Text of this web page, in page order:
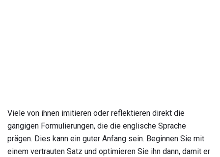
Viele von ihnen imitieren oder reflektieren direkt die
gängigen Formulierungen, die die englische Sprache
prägen. Dies kann ein guter Anfang sein. Beginnen Sie mit
einem vertrauten Satz und optimieren Sie ihn dann, damit er